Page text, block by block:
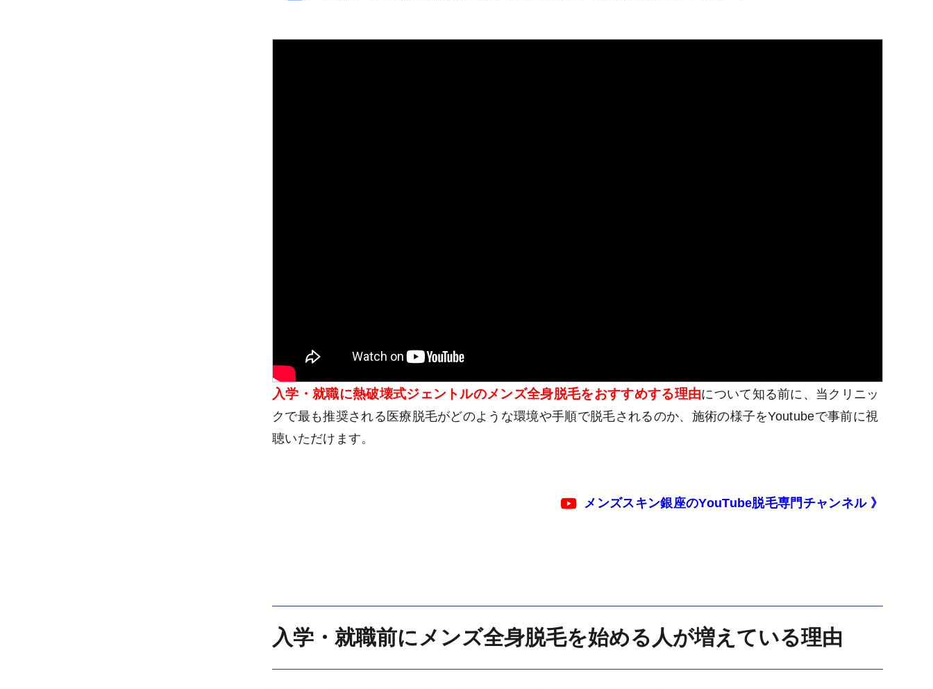
入学・就職に熱破壊式ジェントルのメンズ全身脱毛をおすすめする理由について知る前に、当クリニッ
クで最も推奨される医療脱毛がどのような環境や手順で脱毛されるのか、施術の様子をYoutubeで事前に視
聴いただけます。
メンズスキン銀座のYouTube脱毛専門チャンネル 》
入学・就職前にメンズ全身脱毛を始める人が増えている理由